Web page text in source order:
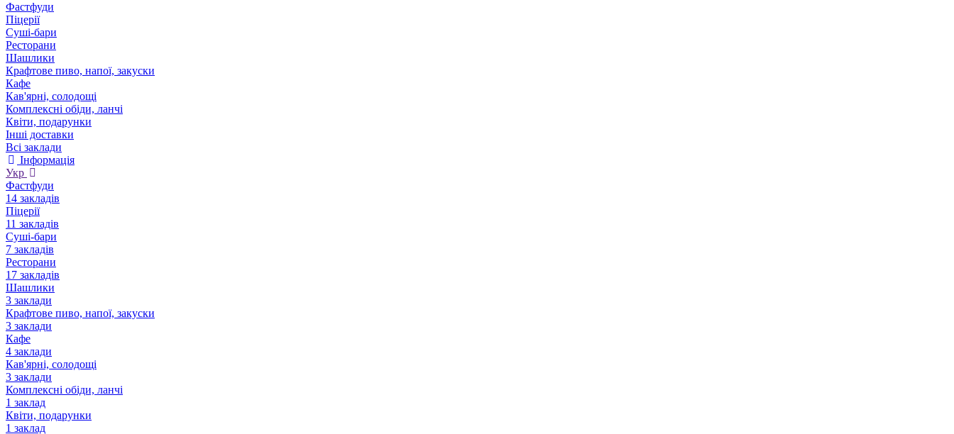
Фастфуди
Піцерії
Суші-бари
Ресторани
Шашлики
Крафтове пиво, напої, закуски
Кафе
Кав'ярні, солодощі
Комплексні обіди, ланчі
Квіти, подарунки
Інші доставки
Всі заклади
Інформація
Укр
Фастфуди
14 закладів
Піцерії
11 закладів
Суші-бари
7 закладів
Ресторани
17 закладів
Шашлики
3 заклади
Крафтове пиво, напої, закуски
3 заклади
Кафе
4 заклади
Кав'ярні, солодощі
3 заклади
Комплексні обіди, ланчі
1 заклад
Квіти, подарунки
1 заклад